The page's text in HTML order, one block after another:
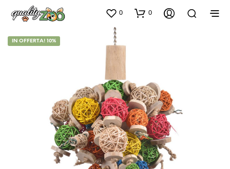
0 0
IN OFFERTA! 10%